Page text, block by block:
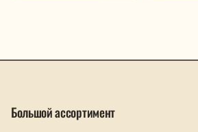
Большой ассортимент